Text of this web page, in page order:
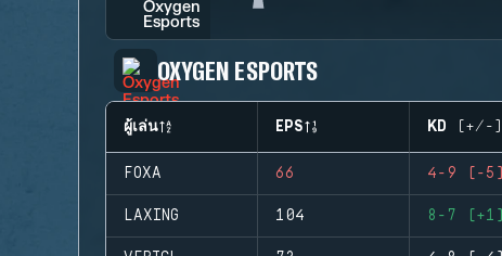
OXYGEN ESPORTS
ผู้เล่น EPS KD (+/-)
FOXA 66 4-9 (-5)
LAXING 104 8-7 (+1)